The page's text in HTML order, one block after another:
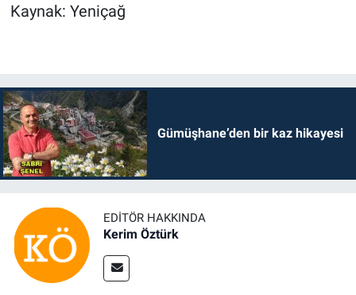
Kaynak: Yeniçağ
Gümüşhane’den bir kaz hikayesi
EDITÖR HAKKINDA
Kerim Öztürk